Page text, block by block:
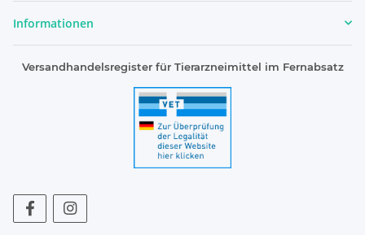
Informationen
Versandhandelsregister für Tierarzneimittel im Fernabsatz